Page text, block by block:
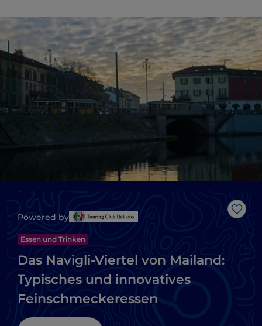
Like
Powered by
Essen und Trinken
Das Navigli-Viertel von Mailand:
Typisches und innovatives
Feinschmeckeressen